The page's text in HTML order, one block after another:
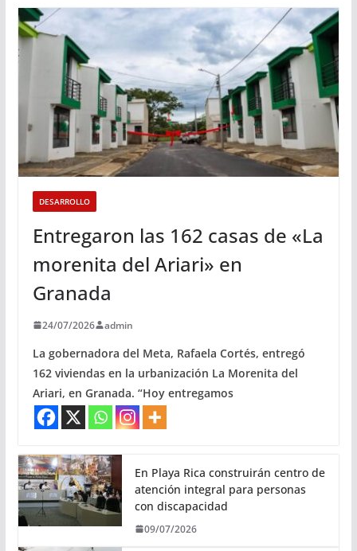
DESARROLLO
Entregaron las 162 casas de «La
morenita del Ariari» en
Granada
24/07/2026 admin
La gobernadora del Meta, Rafaela Cortés, entregó
162 viviendas en la urbanización La Morenita del
Ariari, en Granada. “Hoy entregamos
En Playa Rica construirán centro de
atención integral para personas
con discapacidad
09/07/2026